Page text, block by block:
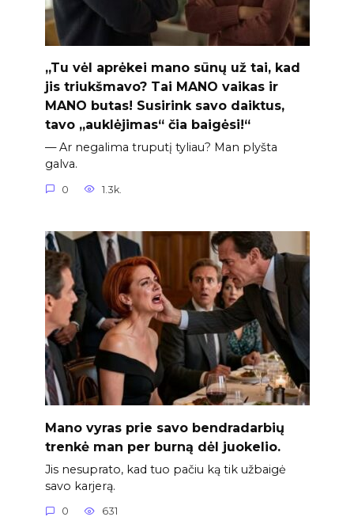
„Tu vėl aprėkei mano sūnų už tai, kad
jis triukšmavo? Tai MANO vaikas ir
MANO butas! Susirink savo daiktus,
tavo „auklėjimas“ čia baigėsi!“
— Ar negalima truputį tyliau? Man plyšta
galva.
0 1.3k.
Mano vyras prie savo bendradarbių
trenkė man per burną dėl juokelio.
Jis nesuprato, kad tuo pačiu ką tik užbaigė
savo karjerą.
0 631